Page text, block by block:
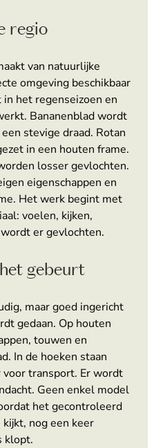
regio
van natuurlijke
omgeving beschikbaar
het regenseizoen en
Bananenblad wordt
stevige draad. Rotan
in een houten frame.
losser gevlochten.
eigenschappen en
Het werk begint met
voelen, kijken,
er gevlochten.
gebeurt
maar goed ingericht
gedaan. Op houten
touwen en
In de hoeken staan
transport. Er wordt
Geen enkel model
het gecontroleerd
nog een keer
klopt.